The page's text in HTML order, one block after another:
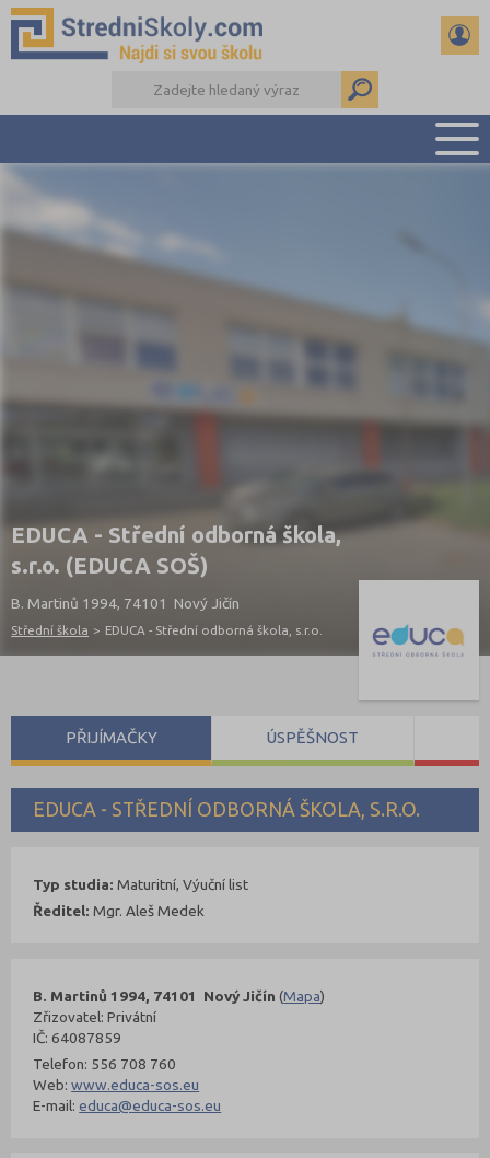
REFERÁTY A SEMINÁRKY
DALŠÍ DRUHY ŠKOL
EDUCA - Střední odborná škola,
s.r.o. (EDUCA SOŠ)
B. Martinů 1994, 74101 Nový Jičín
Střední škola > EDUCA - Střední odborná škola, s.r.o.
EDUCA - STŘEDNÍ ODBORNÁ ŠKOLA, S.R.O.
B. Martinů 1994, 74101 Nový Jičín (Mapa)
Zřizovatel: Privátní
IČ: 64087859
Telefon: 556 708 760
Web:www.educa-sos.eu
E-mail:educa@educa-sos.eu
Typ studia: Maturitní, Výuční list
Ředitel: Mgr. Aleš Medek
PŘIJÍMAČKY ÚSPĚŠNOST